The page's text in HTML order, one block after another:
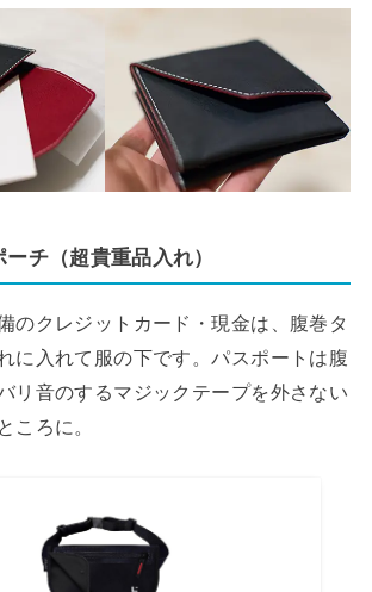
チ（超貴重品入れ）
のクレジットカード・現金は、腹巻タ
に入れて服の下です。パスポートは腹
リ音のするマジックテープを外さない
ころに。